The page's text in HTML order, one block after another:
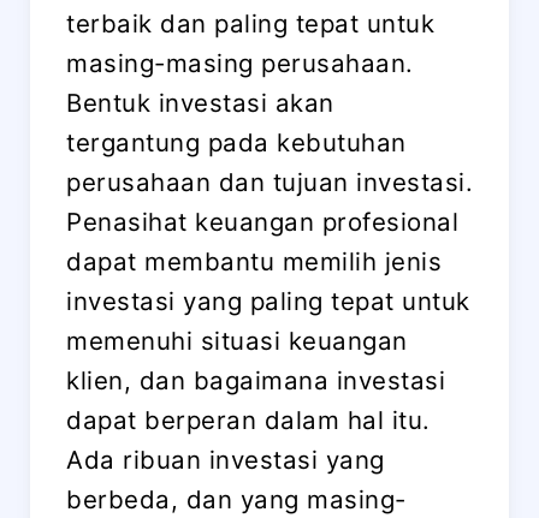
terbaik dan paling tepat untuk
masing-masing perusahaan.
Bentuk investasi akan
tergantung pada kebutuhan
perusahaan dan tujuan investasi.
Penasihat keuangan profesional
dapat membantu memilih jenis
investasi yang paling tepat untuk
memenuhi situasi keuangan
klien, dan bagaimana investasi
dapat berperan dalam hal itu.
Ada ribuan investasi yang
berbeda, dan yang masing-